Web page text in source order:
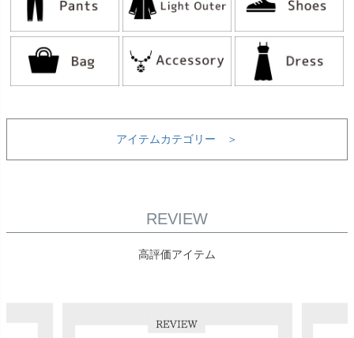
アイテムカテゴリー ＞
REVIEW
高評価アイテム